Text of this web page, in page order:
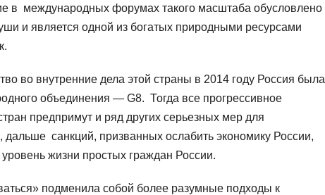
в международных форумах такого масштаба обусловлено
и является одной из богатых природными ресурсами
во внутренние дела этой страны в 2014 году Россия была
объединения — G8. Тогда все прогрессивное
предпримут и ряд других серьезных мер для
санкций, призванных ослабить экономику России,
жизни простых граждан России.
подменила собой более разумные подходы к